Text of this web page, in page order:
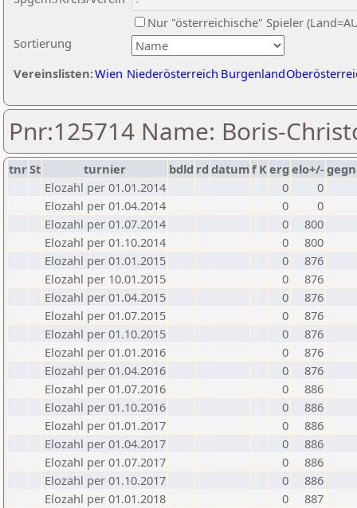
Sortierung
Nur "österreichische" Spieler
Vereinslisten:Wien Niederösterreich Burgenland
Pnr:125714 Name: Boris-
tnrSt turnier bdld rd datumf Kerg elo+/-
Elozahl per 01.01.2014
0
0
Elozahl per 01.04.2014
0
0
Elozahl per 01.07.2014
0
800
Elozahl per 01.10.2014
0
800
Elozahl per 01.01.2015
0
876
Elozahl per 10.01.2015
0
876
Elozahl per 01.04.2015
0
876
Elozahl per 01.07.2015
0
876
Elozahl per 01.10.2015
0
876
Elozahl per 01.01.2016
0
876
Elozahl per 01.04.2016
0
876
Elozahl per 01.07.2016
0
886
Elozahl per 01.10.2016
0
886
Elozahl per 01.01.2017
0
886
Elozahl per 01.04.2017
0
886
Elozahl per 01.07.2017
0
886
Elozahl per 01.10.2017
0
886
Elozahl per 01.01.2018
0
887